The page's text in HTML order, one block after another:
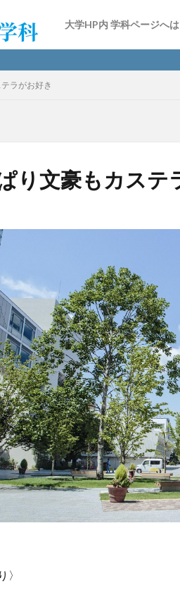
大学HP内 学科ページへ
ラがお好き
り文豪もカステ
〉